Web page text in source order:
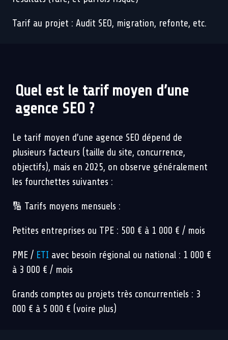
Tarif au projet : Audit SEO, migration, refonte, etc.
Quel est le tarif moyen d’une
agence SEO ?
Le tarif moyen d’une agence SEO dépend de
plusieurs facteurs (taille du site, concurrence,
objectifs), mais en 2025, on observe généralement
les fourchettes suivantes :
🔢 Tarifs moyens mensuels :
Petites entreprises ou TPE : 500 € à 1 000 € / mois
PME / ETI avec besoin régional ou national : 1 000 €
à 3 000 € / mois
Grands comptes ou projets très concurrentiels : 3
000 € à 5 000 € (voire plus)